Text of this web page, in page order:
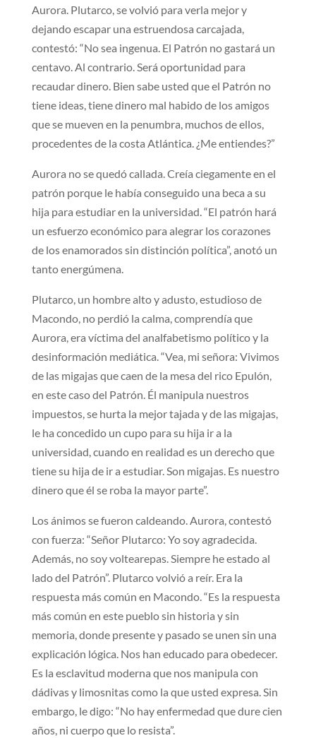
Aurora. Plutarco, se volvió para verla mejor y
dejando escapar una estruendosa carcajada,
contestó: “No sea ingenua. El Patrón no gastará un
centavo. Al contrario. Será oportunidad para
recaudar dinero. Bien sabe usted que el Patrón no
tiene ideas, tiene dinero mal habido de los amigos
que se mueven en la penumbra, muchos de ellos,
procedentes de la costa Atlántica. ¿Me entiendes?”
Aurora no se quedó callada. Creía ciegamente en el
patrón porque le había conseguido una beca a su
hija para estudiar en la universidad. “El patrón hará
un esfuerzo económico para alegrar los corazones
de los enamorados sin distinción política”, anotó un
tanto energúmena.
Plutarco, un hombre alto y adusto, estudioso de
Macondo, no perdió la calma, comprendía que
Aurora, era víctima del analfabetismo político y la
desinformación mediática. “Vea, mi señora: Vivimos
de las migajas que caen de la mesa del rico Epulón,
en este caso del Patrón. Él manipula nuestros
impuestos, se hurta la mejor tajada y de las migajas,
le ha concedido un cupo para su hija ir a la
universidad, cuando en realidad es un derecho que
tiene su hija de ir a estudiar. Son migajas. Es nuestro
dinero que él se roba la mayor parte”.
Los ánimos se fueron caldeando. Aurora, contestó
con fuerza: “Señor Plutarco: Yo soy agradecida.
Además, no soy voltearepas. Siempre he estado al
lado del Patrón”. Plutarco volvió a reír. Era la
respuesta más común en Macondo. “Es la respuesta
más común en este pueblo sin historia y sin
memoria, donde presente y pasado se unen sin una
explicación lógica. Nos han educado para obedecer.
Es la esclavitud moderna que nos manipula con
dádivas y limosnitas como la que usted expresa. Sin
embargo, le digo: “No hay enfermedad que dure cien
años, ni cuerpo que lo resista”.